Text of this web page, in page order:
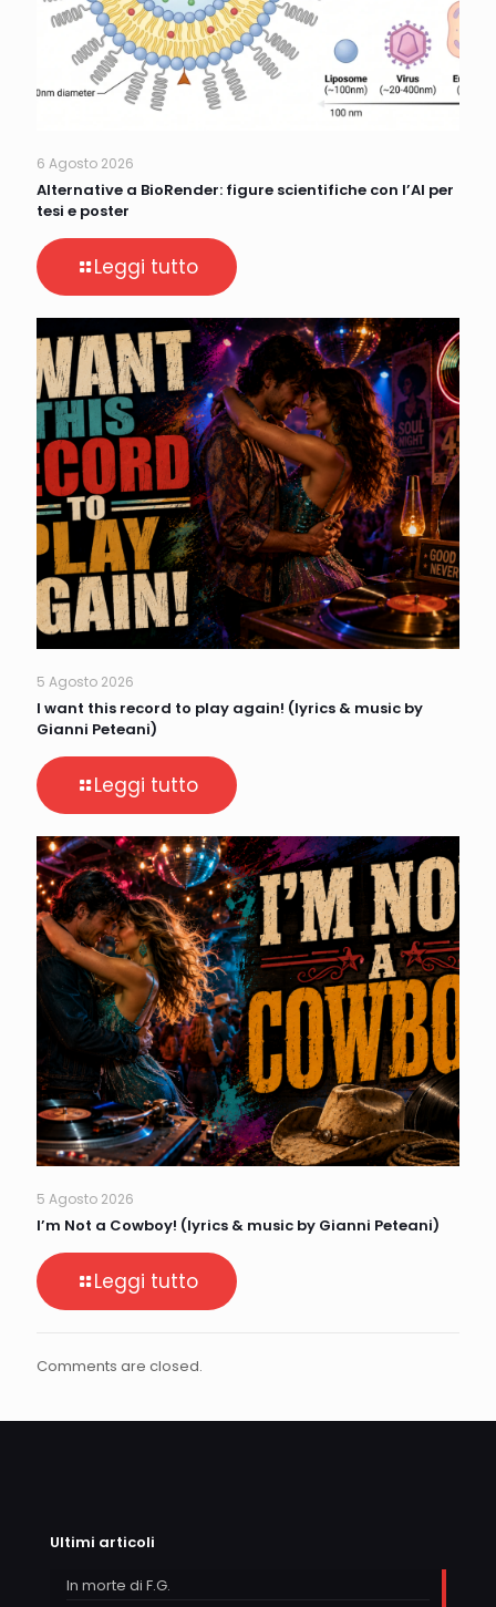
6 Agosto 2026
Alternative a BioRender: figure scientifiche con l’AI per
tesi e poster
Leggi tutto
5 Agosto 2026
I want this record to play again! (lyrics & music by
Gianni Peteani)
Leggi tutto
5 Agosto 2026
I’m Not a Cowboy! (lyrics & music by Gianni Peteani)
Leggi tutto
Comments are closed.
Ultimi articoli
In morte di F.G.